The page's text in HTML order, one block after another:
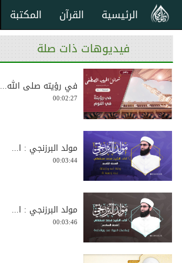
المكتبة القرآن الرئيسية
فيديوهات ذات صلة
في رؤيته صلى الله...
00:02:27
مولد البرزنجي : ا...
00:03:44
مولد البرزنجي : ا...
00:03:46